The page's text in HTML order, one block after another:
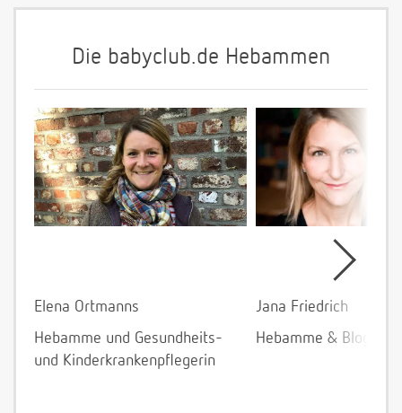
Die babyclub.de Hebammen
Elena Ortmanns
Hebamme und Gesundheits-
und Kinderkrankenpflegerin
Jana Friedrich
Hebamme &